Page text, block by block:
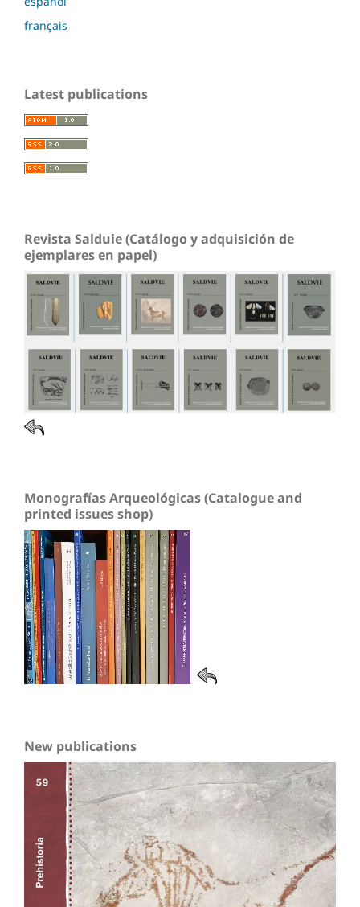
français
Latest publications
Revista Salduie (Catálogo y adquisición de
ejemplares en papel)
Monografías Arqueológicas (Catalogue and
printed issues shop)
New publications